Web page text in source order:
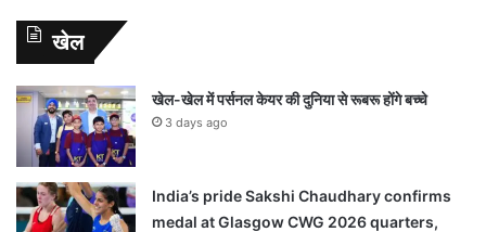
खेल
खेल-खेल में पर्सनल केयर की दुनिया से रूबरू होंगे बच्चे
3 days ago
India’s pride Sakshi Chaudhary confirms
medal at Glasgow CWG 2026 quarters,